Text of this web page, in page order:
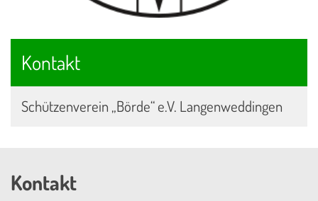
Kontakt
Schützenverein „Börde“ e.V. Langenweddingen
Kontakt